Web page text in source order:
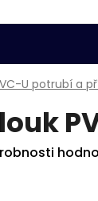
U potrubí a